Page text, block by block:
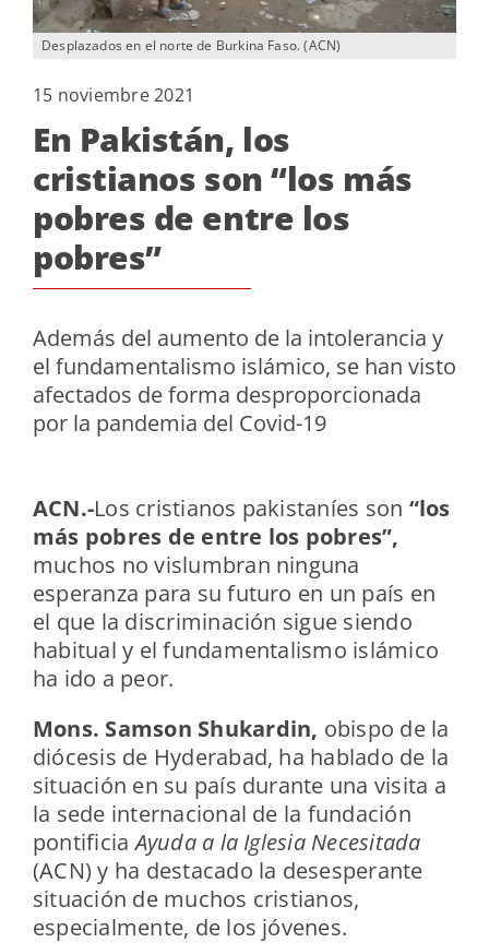
Desplazados en el norte de Burkina Faso. (ACN)
15 noviembre 2021
En Pakistán, los
cristianos son “los más
pobres de entre los
pobres”
Además del aumento de la intolerancia y
el fundamentalismo islámico, se han visto
afectados de forma desproporcionada
por la pandemia del Covid-19
ACN.-Los cristianos pakistaníes son “los
más pobres de entre los pobres”,
muchos no vislumbran ninguna
esperanza para su futuro en un país en
el que la discriminación sigue siendo
habitual y el fundamentalismo islámico
ha ido a peor.
Mons. Samson Shukardin, obispo de la
diócesis de Hyderabad, ha hablado de la
situación en su país durante una visita a
la sede internacional de la fundación
pontificiaAyuda a la Iglesia Necesitada
(ACN) y ha destacado la desesperante
situación de muchos cristianos,
especialmente, de los jóvenes.